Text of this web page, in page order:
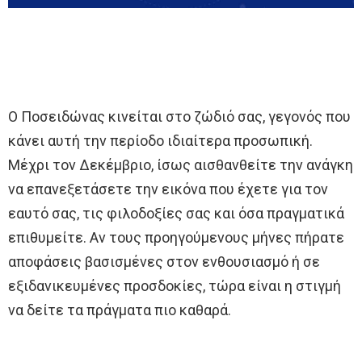
Ο Ποσειδώνας κινείται στο ζώδιό σας, γεγονός που
κάνει αυτή την περίοδο ιδιαίτερα προσωπική.
Μέχρι τον Δεκέμβριο, ίσως αισθανθείτε την ανάγκη
να επανεξετάσετε την εικόνα που έχετε για τον
εαυτό σας, τις φιλοδοξίες σας και όσα πραγματικά
επιθυμείτε. Αν τους προηγούμενους μήνες πήρατε
αποφάσεις βασισμένες στον ενθουσιασμό ή σε
εξιδανικευμένες προσδοκίες, τώρα είναι η στιγμή
να δείτε τα πράγματα πιο καθαρά.